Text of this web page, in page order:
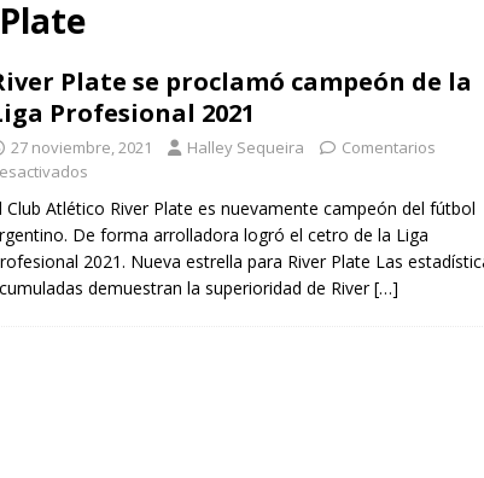
Plate se proclamó campeón de la
Profesional 2021
27 noviembre, 2021 Halley Sequeira
Comentarios
Club Atlético River Plate es nuevamente campeón del fútbol
De forma arrolladora logró el cetro de la Liga
2021. Nueva estrella para River Plate Las
demuestran la superioridad de River[…]